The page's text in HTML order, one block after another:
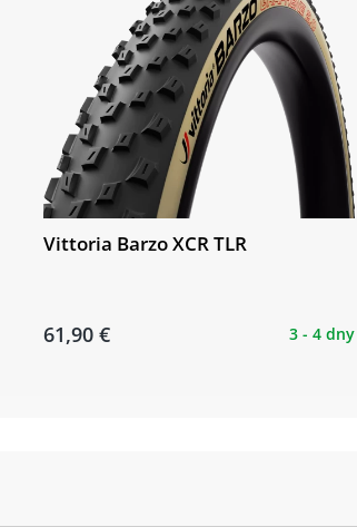
Vittoria Barzo XCR TLR
61,90 € 3 - 4 dny